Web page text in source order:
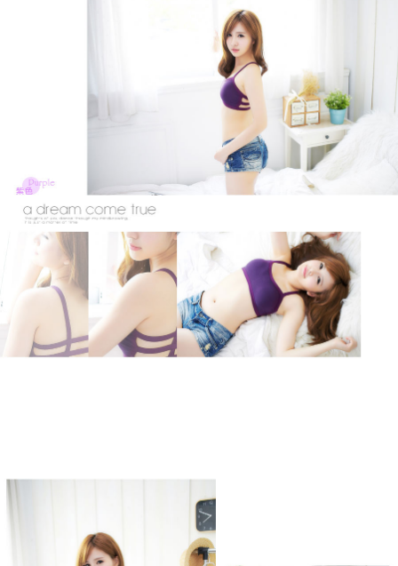
１．於結帳方式選擇「AFTEE先享後付」後，將跳轉至「AFTEE先享後付」
結帳頁面，進行簡訊認證並確認金額後，即可完成結帳。
２．訂單成立數日內，您將收到繳費通知簡訊。
３．收到繳費通知簡訊後14天內，點擊此簡訊中的連結，可透過四大超商／
ATM／網路銀行／等多元方式進行付款，方視為交易完成。
※ 請注意：結帳手續完成當下不需立刻繳費，但若您需要取消訂單，請聯絡
購買商品的店家。未經商家同意取消之訂單仍視為有效，需透過AFTEE先享
※ 交易是否成功請以「AFTEE先享後付 」之結帳頁面顯示為準，若有關於
是否繳費成功／繳費後需取消欲退款等相關疑問，請聯繫「AFTEE先享後付
https://netprotections.freshdesk.com/support/home
【注意事項】
１．透過由恩沛科技股份有限公司提供之「AFTEE先享後付」服務完成之交
易，需依本服務之必要範圍內提供個人資料，並將交易相關給付款項請求債
權轉讓予恩沛科技股份有限公司。
２．關於個人資料處理事宜，請瀏覽以下網址：
https://aftee.tw/terms/#terms3
３．未成年的使用者請事先徵得法定代理人或監護人之同意方可使用
「AFTEE先享後付」，若未經同意申辦者引起之損失，本公司不負相關責
任。
４．使用「AFTEE先享後付」時，將依據個別帳號之用戶狀況，依本公司即
每筆NT$70，滿NT$499(含以上)免運費
每筆NT$80，滿NT$899(含以上)免運費